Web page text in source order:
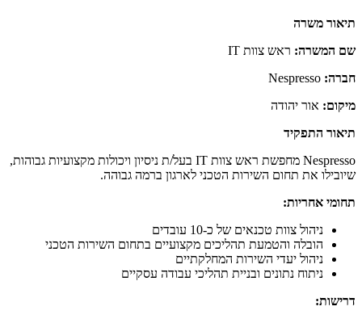
תיאור משרה
שם המשרה: ראש צוות IT
חברה:
מיקום: אור יהודה
תיאור התפקיד
Nespresso מחפשת ראש צוות IT בעל/ת ניסיון ויכולות מקצועיות גבוהות,
שיובילו את תחום השירות הטכני לארגון ברמה גבוהה.
תחומי אחריות:
ניהול צוות טכנאים של כ-10 עובדים
הובלה והטמעת תהליכים מקצועיים בתחום השירות הטכני
ניהול יעדי השירות המחלקתיים
ניתוח נתונים ובניית תהליכי עבודה עסקיים
דרישות: